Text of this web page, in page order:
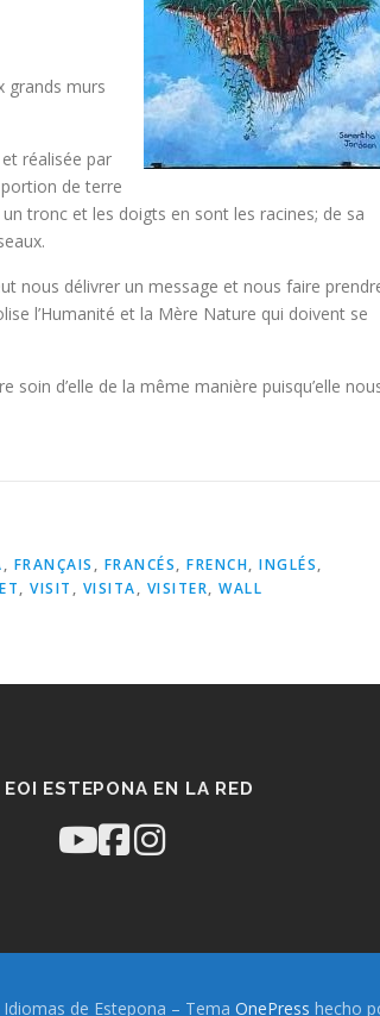
grands murs
réalisée par
de terre
tronc et les doigts en sont les racines; de sa
nous délivrer un message et nous faire
l’Humanité et la Mère Nature qui doivent se
d’elle de la même manière puisqu’elle
, FRANÇAIS , FRANCÉS, FRENCH, INGLÉS,
, VISIT , VISITA, VISITER, WALL
EOI ESTEPONA EN LA RED
de Estepona – Tema OnePress hecho